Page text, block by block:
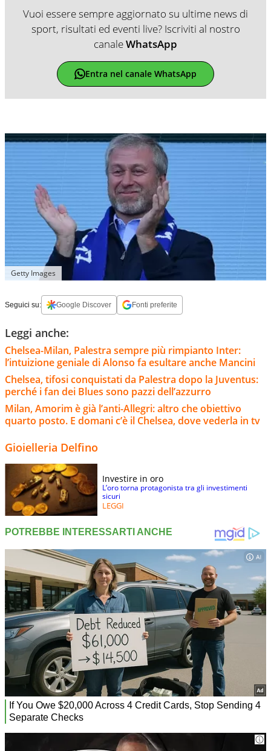
Vuoi essere sempre aggiornato su ultime news di
sport, risultati ed eventi live? Iscriviti al nostro
canaleWhatsApp
Entra nel canale WhatsApp
Getty Images
Seguici su: Google Discover Fonti preferite
Leggi anche:
Chelsea-Milan, Palestra sempre più rimpianto Inter:
l’intuizione geniale di Alonso fa esultare anche Mancini
Chelsea, tifosi conquistati da Palestra dopo la Juventus:
perché i fan dei Blues sono pazzi dell’azzurro
Milan, Amorim è già l’anti-Allegri: altro che obiettivo
quarto posto. E domani c’è il Chelsea, dove vederla in tv
Gioielleria Delfino
Investire in oro
L’oro torna protagonista tra gli investimenti
sicuri
LEGGI